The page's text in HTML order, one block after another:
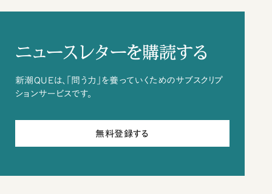
ニュースレターを購読する
新潮QUEは、「問う力」を養っていくためのサブスクリプ
ションサービスです。
無料登録する